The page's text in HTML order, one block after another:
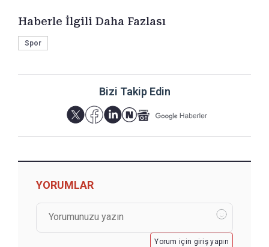
Haberle İlgili Daha Fazlası
Spor
Bizi Takip Edin
YORUMLAR
Yorum için giriş yapın